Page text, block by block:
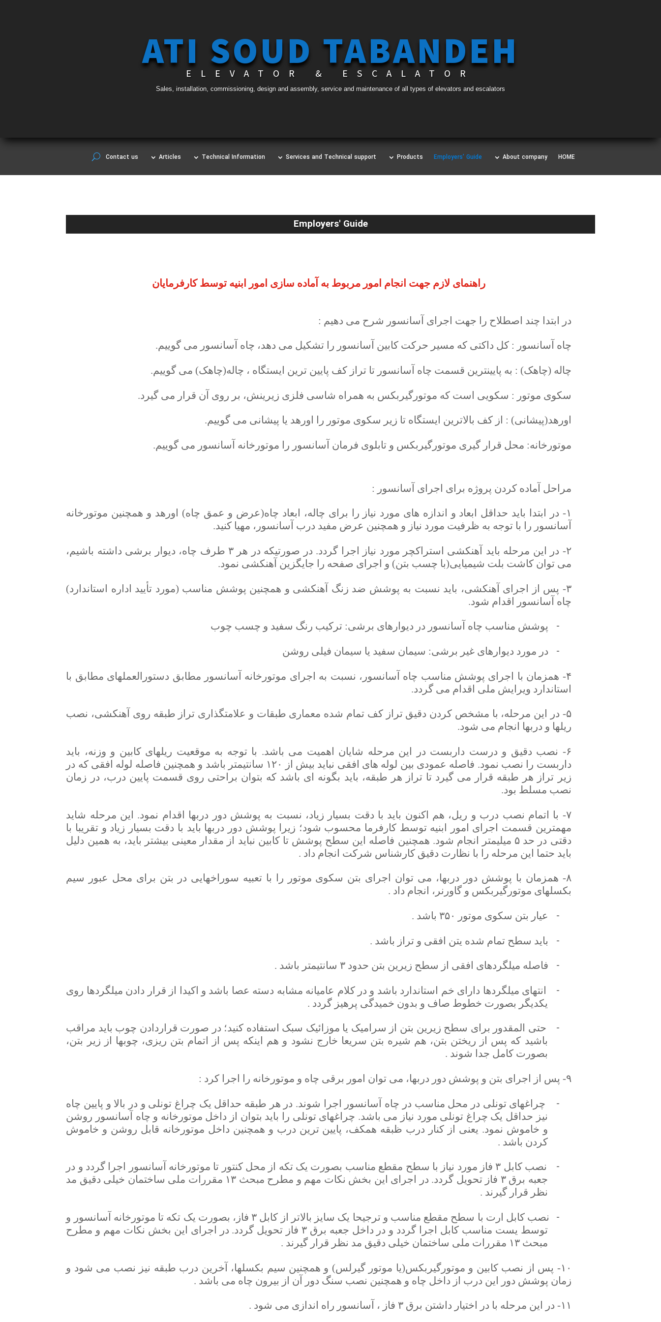
ATI SOUD TABANDEH
ELEVATOR & ESCALATOR
Sales, installation, commissioning, design and assembly, service and maintenance of all types of elevators and escalators
HOME
About company
Employers’ Guide
Products
Services and Technical support
Technical Information
Articles
Contact us
Employers' Guide
راهنمای لازم جهت انجام امور مربوط به آماده سازی امور ابنیه توسط کارفرمایان
در ابتدا چند اصطلاح را جهت اجرای آسانسور شرح می دهیم :
چاه آسانسور : کل داکتی که مسیر حرکت کابین آسانسور را تشکیل می دهد، چاه آسانسور می گوییم.
چاله (چاهک) : به پایینترین قسمت چاه آسانسور تا تراز کف پایین ترین ایستگاه ، چاله(چاهک) می گوییم.
سکوی موتور : سکویی است که موتورگیربکس به همراه شاسی فلزی زیرینش، بر روی آن قرار می گیرد.
اورهد(پیشانی) : از کف بالاترین ایستگاه تا زیر سکوی موتور را اورهد یا پیشانی می گوییم.
موتورخانه: محل قرار گیری موتورگیربکس و تابلوی فرمان آسانسور را موتورخانه آسانسور می گوییم.
مراحل آماده کردن پروژه برای اجرای آسانسور :
۱- در ابتدا باید حداقل ابعاد و اندازه های مورد نیاز را برای چاله، ابعاد چاه(عرض و عمق چاه) اورهد و همچنین موتورخانه
آسانسور را با توجه به ظرفیت مورد نیاز و همچنین عرض مفید درب آسانسور، مهیا کنید.
۲- در این مرحله باید آهنکشی استراکچر مورد نیاز اجرا گردد. در صورتیکه در هر ۳ طرف چاه، دیوار برشی داشته باشیم،
می توان کاشت بلت شیمیایی(با چسب بتن) و اجرای صفحه را جایگزین آهنکشی نمود.
۳- پس از اجرای آهنکشی، باید نسبت به پوشش ضد زنگ آهنکشی و همچنین پوشش مناسب (مورد تأیید اداره استاندارد)
چاه آسانسور اقدام شود.
- پوشش مناسب چاه آسانسور در دیوارهای برشی: ترکیب رنگ سفید و چسب چوب
- در مورد دیوارهای غیر برشی: سیمان سفید یا سیمان فیلی روشن
۴- همزمان با اجرای پوشش مناسب چاه آسانسور، نسبت به اجرای موتورخانه آسانسور مطابق دستورالعملهای مطابق با
استاندارد ویرایش ملی اقدام می گردد.
۵- در این مرحله، با مشخص کردن دقیق تراز کف تمام شده معماری طبقات و علامتگذاری تراز طبقه روی آهنکشی، نصب
ریلها و دربها انجام می شود.
۶- نصب دقیق و درست داربست در این مرحله شایان اهمیت می باشد. با توجه به موقعیت ریلهای کابین و وزنه، باید
داربست را نصب نمود. فاصله عمودی بین لوله های افقی نباید بیش از ۱۲۰ سانتیمتر باشد و همچنین فاصله لوله افقی که در
زیر تراز هر طبقه قرار می گیرد تا تراز هر طبقه، باید بگونه ای باشد که بتوان براحتی روی قسمت پایین درب، در زمان
نصب مسلط بود.
۷- با اتمام نصب درب و ریل، هم اکنون باید با دقت بسیار زیاد، نسبت به پوشش دور دربها اقدام نمود. این مرحله شاید
مهمترین قسمت اجرای امور ابنیه توسط کارفرما محسوب شود؛ زیرا پوشش دور دربها باید با دقت بسیار زیاد و تقریبا با
دقتی در حد ۵ میلیمتر انجام شود. همچنین فاصله این سطح پوشش تا کابین نباید از مقدار معینی بیشتر باید، به همین دلیل
باید حتما این مرحله را با نظارت دقیق کارشناس شرکت انجام داد .
۸- همزمان با پوشش دور دربها، می توان اجرای بتن سکوی موتور را با تعبیه سوراخهایی در بتن برای محل عبور سیم
بکسلهای موتورگیربکس و گاورنر، انجام داد .
- عیار بتن سکوی موتور ۳۵۰ باشد .
- باید سطح تمام شده یتن افقی و تراز باشد .
- فاصله میلگردهای افقی از سطح زیرین بتن حدود ۳ سانتیمتر باشد .
-
انتهای میلگردها دارای خم استاندارد باشد و در کلام عامیانه مشابه دسته عصا باشد و اکیدا از قرار دادن میلگردها روی
یکدیگر بصورت خطوط صاف و بدون خمیدگی پرهیز گردد .
-
حتی المقدور برای سطح زیرین بتن از سرامیک یا موزائیک سبک استفاده کنید؛ در صورت قراردادن چوب باید مراقب
باشید که پس از ریختن بتن، هم شیره بتن سریعا خارج نشود و هم اینکه پس از اتمام بتن ریزی، چوبها از زیر بتن،
بصورت کامل جدا شوند .
۹- پس از اجرای بتن و پوشش دور دربها، می توان امور برقی چاه و موتورخانه را اجرا کرد :
-
چراغهای تونلی در محل مناسب در چاه آسانسور اجرا شوند. در هر طبقه حداقل یک چراغ تونلی و در بالا و پایین چاه
نیز حداقل یک چراغ تونلی مورد نیاز می باشد. چراغهای تونلی را باید بتوان از داخل موتورخانه و چاه آسانسور روشن
و خاموش نمود. یعنی از کنار درب ظبقه همکف، پایین ترین درب و همچنین داخل موتورخانه قابل روشن و خاموش
کردن باشد .
-
نصب کابل ۳ فاز مورد نیاز با سطح مقطع مناسب بصورت یک تکه از محل کنتور تا موتورخانه آسانسور اجرا گردد و در
جعبه برق ۳ فاز تحویل گردد. در اجرای این بخش نکات مهم و مطرح مبحث ۱۳ مقررات ملی ساختمان خیلی دقیق مد
نظر قرار گیرند .
-
نصب کابل ارت با سطح مقطع مناسب و ترجیحا یک سایز بالاتر از کابل ۳ فاز، بصورت یک تکه تا موتورخانه آسانسور و
توسط یست مناسب کابل اجرا گردد و در داخل جعبه برق ۳ فاز تحویل گردد. در اجرای این بخش نکات مهم و مطرح
مبحث ۱۳ مقررات ملی ساختمان خیلی دقیق مد نظر قرار گیرند .
۱۰- پس از نصب کابین و موتورگیربکس(یا موتور گیرلس) و همچنین سیم بکسلها، آخرین درب طبقه نیز نصب می شود و
زمان پوشش دور این درب از داخل چاه و همچنین نصب سنگ دور آن از بیرون چاه می باشد .
۱۱- در این مرحله با در اختیار داشتن برق ۳ فاز ، آسانسور راه اندازی می شود .